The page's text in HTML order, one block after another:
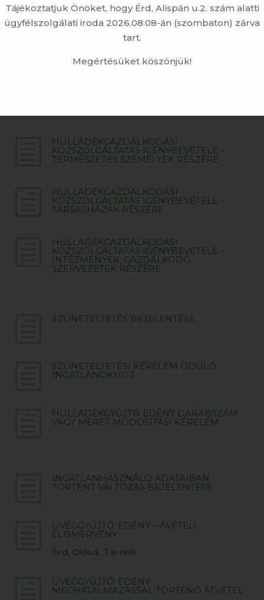
Tájékoztatjuk Önöket, hogy Érd, Alispán u.2. szám alatti
ügyfélszolgálati iroda 2026.08.08-án (szombaton) zárva
tart.
Megértésüket köszönjük!
LETÖLTHETŐ
HULLADÉKGAZDÁLKODÁSI
KÖZSZOLGÁLTATÁS IGÉNYBEVÉTELE –
TERMÉSZETES SZEMÉLYEK RÉSZÉRE
HULLADÉKGAZDÁLKODÁSI
KÖZSZOLGÁLTATÁS IGÉNYBEVÉTELE –
TÁRSASHÁZAK RÉSZÉRE
HULLADÉKGAZDÁLKODÁSI
KÖZSZOLGÁLTATÁS IGÉNYBEVÉTELE –
INTÉZMÉNYEK, GAZDÁLKODÓ
SZERVEZETEK RÉSZÉRE
SZÜNETELTETÉS BEJELENTÉSE
SZÜNETELTETÉSI KÉRELEM ÜDÜLŐ
INGATLANOKHOZ
HULLADÉKGYŰJTŐ EDÉNY DARABSZÁM
VAGY MÉRET MÓDOSÍTÁSI KÉRELEM
INGATLANHASZNÁLÓ ADATAIBAN
TÖRTÉNT VÁLTOZÁS BEJELENTÉSE
ÜVEGGYŰJTŐ-EDÉNY – ÁVÉTELI
ELISMERVÉNY
Érd, Diósd, Tárnok
ÜVEGGYŰJTŐ-EDÉNY
MEGHATALMAZÁSSAL TÖRTÉNŐ ÁTVÉTEL